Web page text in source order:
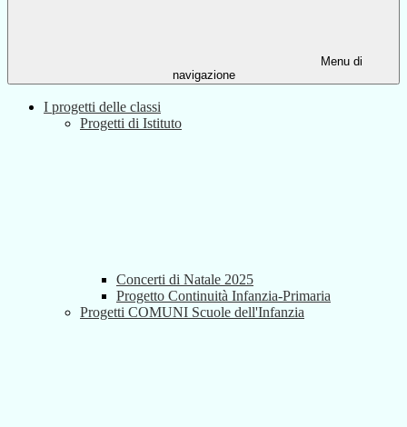
Menu di
navigazione
I progetti delle classi
Progetti di Istituto
Concerti di Natale 2025
Progetto Continuità Infanzia-Primaria
Progetti COMUNI Scuole dell'Infanzia